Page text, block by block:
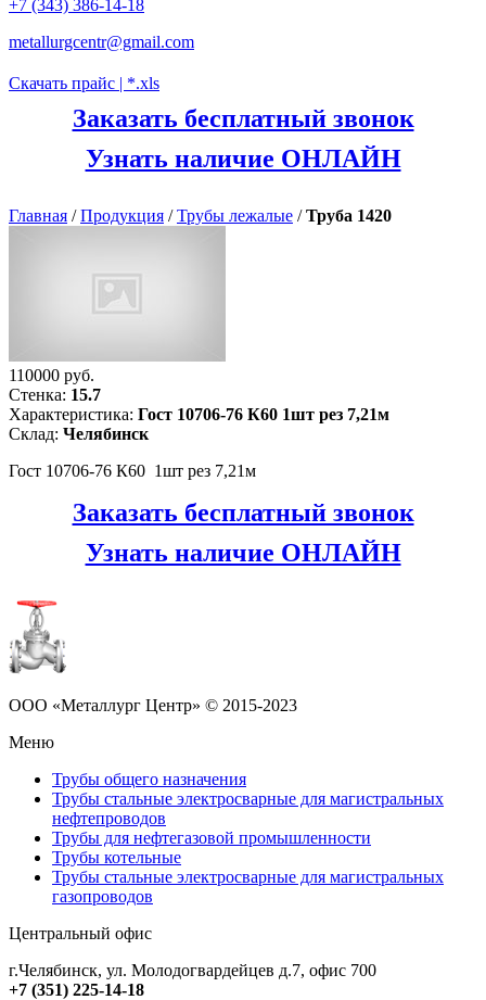
+7 (343) 386-14-18
metallurgcentr@gmail.com
Скачать прайс | *.xls
Заказать бесплатный звонок
Узнать наличие ОНЛАЙН
Главная /Продукция /Трубы лежалые /Труба 1420
110000 руб.
Стенка: 15.7
Характеристика: Гост 10706-76 К60 1шт рез 7,21м
Склад: Челябинск
Гост 10706-76 К60 1шт рез 7,21м
Заказать бесплатный звонок
Узнать наличие ОНЛАЙН
ООО «Металлург Центр» © 2015-2023
Меню
Трубы общего назначения
Трубы стальные электросварные для магистральных
нефтепроводов
Трубы для нефтегазовой промышленности
Трубы котельные
Трубы стальные электросварные для магистральных
газопроводов
Центральный офис
г.Челябинск, ул. Молодогвардейцев д.7, офис 700
+7 (351) 225-14-18